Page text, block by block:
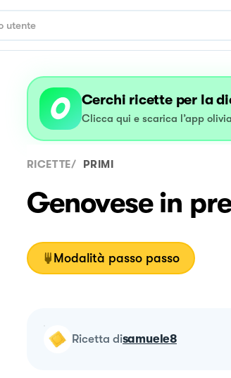
Cerchi ricette per la
Clicca qui e scarica l’app
RICETTE/ PRIMI
Genovese in
Modalità passo passo
ricetta disamuele8